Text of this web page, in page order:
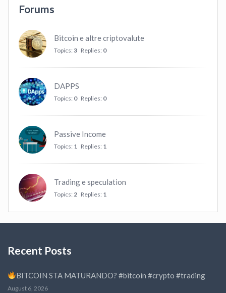
Forums
Bitcoin e altre criptovalute
Topics: 3 Replies: 0
DAPPS
Topics: 0 Replies: 0
Passive Income
Topics: 1 Replies: 1
Trading e speculation
Topics: 2 Replies: 1
Recent Posts
BITCOIN STA MATURANDO? #bitcoin #crypto #trading
August 6, 2026